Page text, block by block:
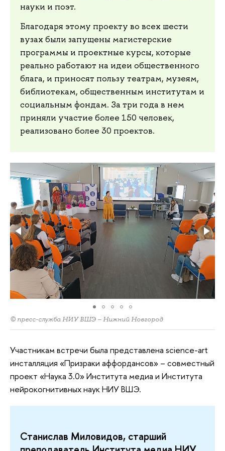
науки и поэт.
Благодаря этому проекту во всех шести
вузах были запущены магистерские
программы и проектные курсы, которые
реально работают на идеи общественного
блага, и приносят пользу театрам, музеям,
библиотекам, общественным институтам и
социальным фондам. За три года в нем
приняли участие более 150 человек,
реализовано более 30 проектов.
© пресс-служба НИУ ВШЭ – Нижний Новгород
Участникам встречи была представлена science-art
инсталляция «Призраки аффордансов» – совместный
проект «Наука 3.0» Института медиа и Института
нейрокогнитивных наук НИУ ВШЭ.
Станислав Миловидов, старший